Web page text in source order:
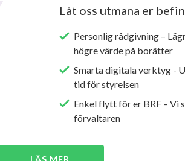
Låt oss utmana er
Personlig rådgivning –
högre värde på borätter
Smarta digitala verktyg -
tid för styrelsen
Enkel flytt för er BRF – Vi
förvaltaren
LÄS MER